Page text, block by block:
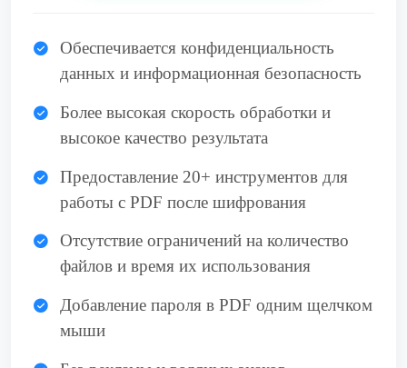
Обеспечивается конфиденциальность
данных и информационная безопасность
Более высокая скорость обработки и
высокое качество результата
Предоставление 20+ инструментов для
работы с PDF после шифрования
Отсутствие ограничений на количество
файлов и время их использования
Добавление пароля в PDF одним щелчком
мыши